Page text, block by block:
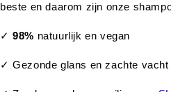
beste en daarom zijn onze
✓98% natuurlijk en vegan
✓ Gezonde glans en zachte vacht